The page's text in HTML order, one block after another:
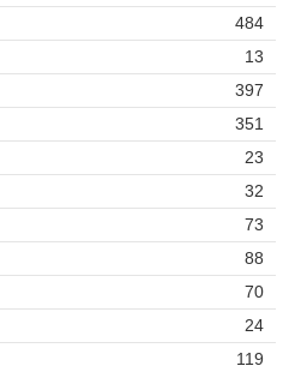
484
13
397
351
23
32
73
88
70
24
119